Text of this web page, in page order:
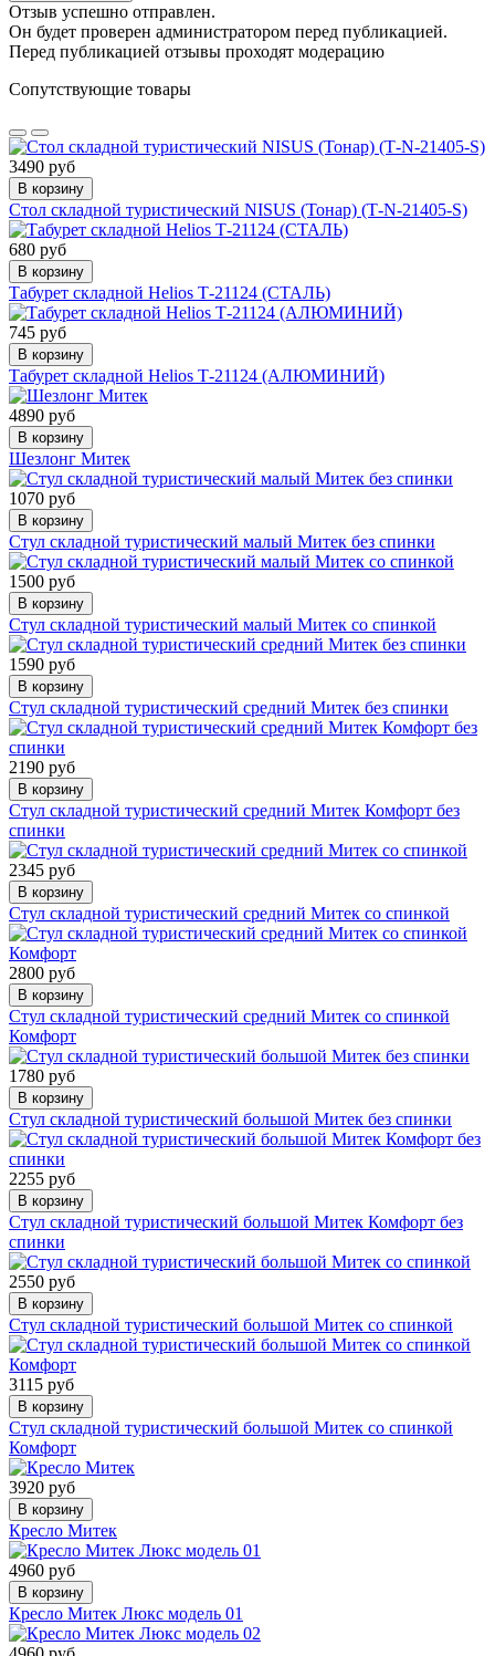
Отзыв успешно отправлен.
Он будет проверен администратором перед публикацией.
Перед публикацией отзывы проходят модерацию
Сопутствующие товары
3490 руб
В корзину
Стол складной туристический NISUS (Тонар) (Т-N-21405-S)
680 руб
В корзину
Табурет складной Helios Т-21124 (СТАЛЬ)
745 руб
В корзину
Табурет складной Helios Т-21124 (АЛЮМИНИЙ)
4890 руб
В корзину
Шезлонг Митек
1070 руб
В корзину
Стул складной туристический малый Митек без спинки
1500 руб
В корзину
Стул складной туристический малый Митек со спинкой
1590 руб
В корзину
Стул складной туристический средний Митек без спинки
2190 руб
В корзину
Стул складной туристический средний Митек Комфорт без
спинки
2345 руб
В корзину
Стул складной туристический средний Митек со спинкой
2800 руб
В корзину
Стул складной туристический средний Митек со спинкой
Комфорт
1780 руб
В корзину
Стул складной туристический большой Митек без спинки
2255 руб
В корзину
Стул складной туристический большой Митек Комфорт без
спинки
2550 руб
В корзину
Стул складной туристический большой Митек со спинкой
3115 руб
В корзину
Стул складной туристический большой Митек со спинкой
Комфорт
3920 руб
В корзину
Кресло Митек
4960 руб
В корзину
Кресло Митек Люкс модель 01